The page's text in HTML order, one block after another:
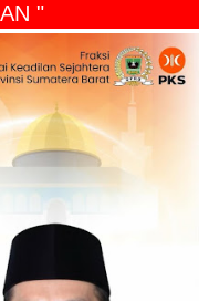
" IKLAN "